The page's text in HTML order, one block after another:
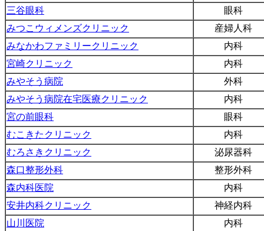
三谷眼科
眼科
みつこウィメンズクリニック
産婦人科
みなかわファミリークリニック
内科
宮崎クリニック
内科
みやそう病院
外科
みやそう病院在宅医療クリニック
内科
宮の前眼科
眼科
むこきたクリニック
内科
むろさきクリニック
泌尿器科
森口整形外科
整形外科
森内科医院
内科
安井内科クリニック
神経内科
山川医院
内科